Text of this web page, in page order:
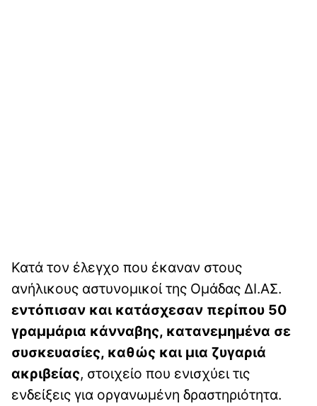
Κατά τον έλεγχο που έκαναν στους
ανήλικους αστυνομικοί της Ομάδας ΔΙ.ΑΣ.
εντόπισαν και κατάσχεσαν περίπου 50
γραμμάρια κάνναβης, κατανεμημένα σε
συσκευασίες, καθώς και μια ζυγαριά
ακριβείας, στοιχείο που ενισχύει τις
ενδείξεις για οργανωμένη δραστηριότητα.